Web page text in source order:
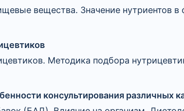
вещества. Значение нутриентов
Методика подбора
консультирования различных